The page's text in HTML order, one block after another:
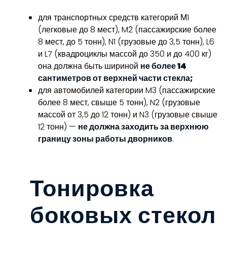
для транспортных средств категорий М1
(легковые до 8 мест), M2 (пассажирские более
8 мест, до 5 тонн), N1 (грузовые до 3,5 тонн), L6
и L7 (квадроциклы массой до 350 и до 400 кг)
она должна быть шириной не более 14
сантиметров от верхней части стекла;
для автомобилей категории M3 (пассажирские
более 8 мест, свыше 5 тонн), N2 (грузовые
массой от 3,5 до 12 тонн) и N3 (грузовые свыше
12 тонн) — не должна заходить за верхнюю
границу зоны работы дворников.
Тонировка
боковых стекол